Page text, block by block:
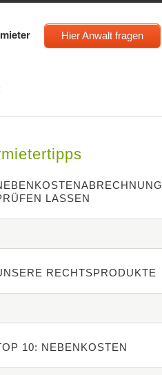
Hier Anwalt fragen
LASSEN
RECHTSPRODUKTE
10: NEBENKOSTEN